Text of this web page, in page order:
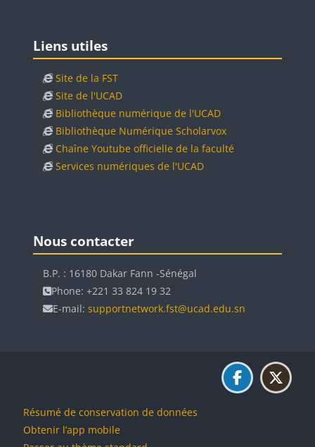
Blocs
Liens utiles
Site de la FST
Site de l'UCAD
Bibliothèque numérique de l'UCAD
Bibliothèque Numérique Scholarvox
Chaîne Youtube officielle de la faculté
Services numériques de l'UCAD
Blocs
Nous contacter
B.P. : 16180 Dakar Fann -Sénégal
Phone: +221 33 824 19 32
E-mail: supportnetwork.fst@ucad.edu.sn
Résumé de conservation de données
Obtenir l’app mobile